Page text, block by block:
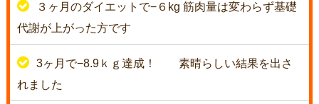
３ヶ月のダイエットで−６kg 筋肉量は変わらず基礎
代謝が上がった方です
3ヶ月で−8.9ｋｇ達成！
素晴らしい結果を出さ
れました